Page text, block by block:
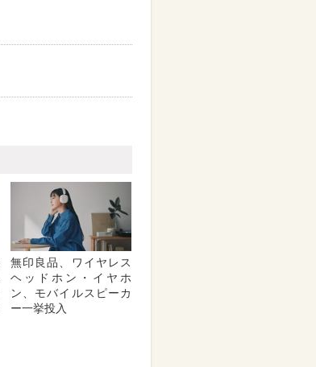
無印良品、ワイヤレス
ヘッドホン・イヤホ
ン、モバイルスピーカ
ー一挙投入